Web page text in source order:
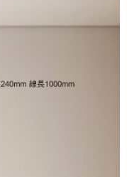
形，本公司將視審查結果
若發現惡意使用之情形，
度並採取法律行動。